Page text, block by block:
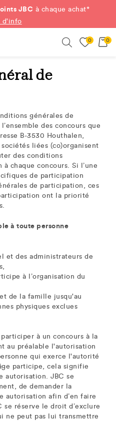
JBC à chaque achat*
d'info
0 0
de
générales de
des concours que
B-3530 Houthalen,
liées (co)organisent
des conditions
chaque concours. Si l’une
de participation
de participation, ces
ont la priorité
à toute personne
et des administrateurs de
à l’organisation du
de la famille jusqu'au
physiques exclues
à un concours à la
au préalable l'autorisation
qui exerce l'autorité
participe, cela signifie
autorisation. JBC se
de demander la
afin d’en faire
réserve le droit d’exclure
ne peut pas lui transmettre